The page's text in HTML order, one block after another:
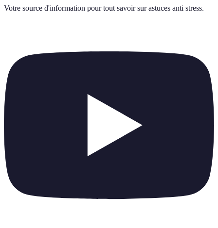
Votre source d'information pour tout savoir sur astuces anti stress.